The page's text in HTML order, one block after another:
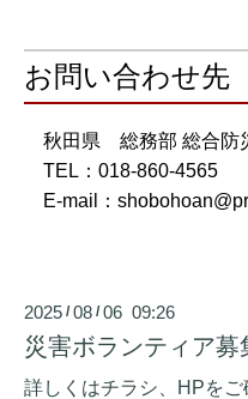
お問い合わせ先
秋田県 総務部 総合防
TEL：018-860-4565
E-mail：
2025 /08 /06 09:26
災害ボランティア募
詳しくはチラシ、HPをご